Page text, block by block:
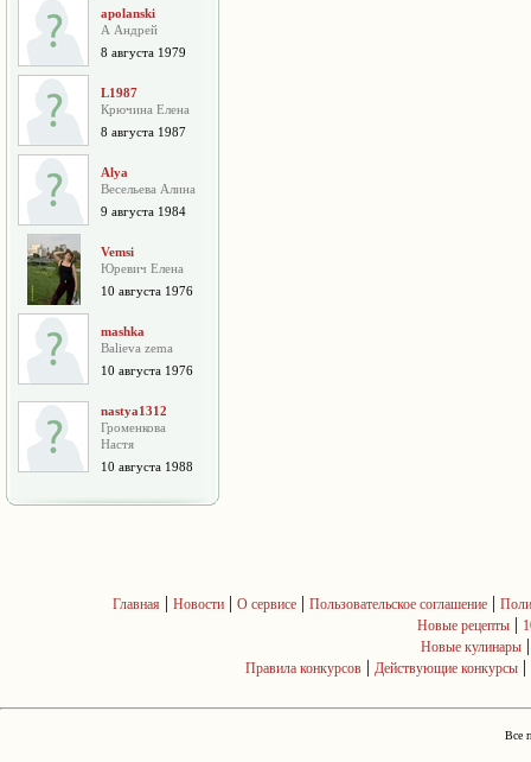
apolanski
А Андрей
8 августа 1979
L1987
Крючина Елена
8 августа 1987
Alya
Весельева Алина
9 августа 1984
Vemsi
Юревич Елена
10 августа 1976
mashka
Balieva zema
10 августа 1976
nastya1312
Громенкова
Настя
10 августа 1988
Главная | Новости| О сервисе| Пользовательское соглашение|
Новые рецепты |
Новые кулинары
Правила конкурсов | Действующие конкурсы |
Все